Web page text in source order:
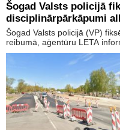
Šogad Valsts policijā
disciplinārpārkāpumi
Šogad Valsts policijā (VP)
reibumā, aģentūru LETA